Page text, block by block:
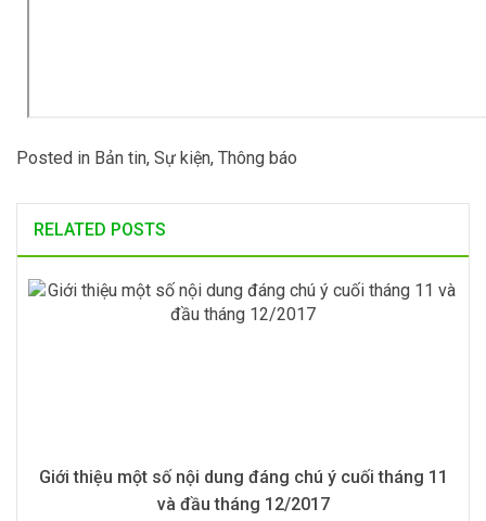
Posted in Bản tin, Sự kiện, Thông báo
RELATED POSTS
Giới thiệu một số nội dung đáng chú ý cuối tháng 11
và đầu tháng 12/2017